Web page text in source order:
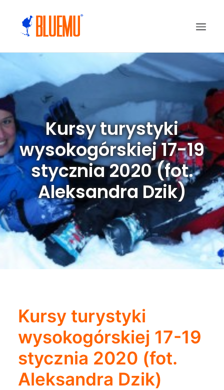
Kursy turystyki
wysokogórskiej 17-19
stycznia 2020 (fot.
Aleksandra Dzik)
Kursy turystyki
wysokogórskiej 17-19
stycznia 2020 (fot.
Aleksandra Dzik)